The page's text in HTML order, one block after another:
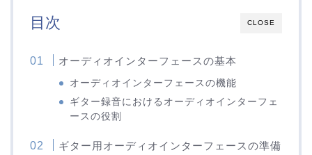
CLOSE
目次
オーディオインターフェースの基本
オーディオインターフェースの機能
ギター録音におけるオーディオインターフェ
ースの役割
ギター用オーディオインターフェースの準備